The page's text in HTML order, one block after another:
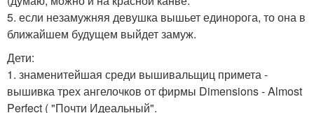
5. если незамужняя девушка вышьет единорога, то она в
ближайшем будущем выйдет замуж.
Дети:
1. знаменитейшая среди вышивальщиц примета -
вышивка трех ангелочков от фирмы Dimensions - Almost
Perfect ( "Почти Идеальный".